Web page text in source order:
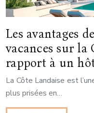
Les avantages
vacances sur la
rapport à un
La Côte Landaise est
plus prisées en…